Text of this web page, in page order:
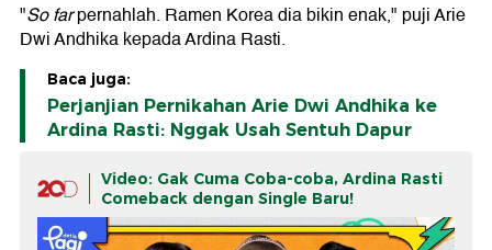
"So farpernahlah. Ramen Korea dia bikin enak," puji Arie
Dwi Andhika kepada Ardina Rasti.
Baca juga:
Perjanjian Pernikahan Arie Dwi Andhika ke
Ardina Rasti: Nggak Usah Sentuh Dapur
Video: Gak Cuma Coba-coba, Ardina Rasti
Comeback dengan Single Baru!